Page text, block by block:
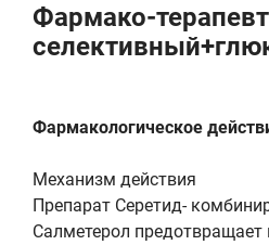
Фармако-
Фармакологическое
Механизм действия
Препарат Серетид-
Салметерол